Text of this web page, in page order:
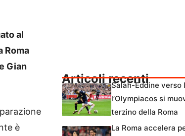
al
Roma
Gian
è
Articoli recenti
Salah-Eddine verso
l’Olympiacos si
terzino della Roma
La Roma accelera